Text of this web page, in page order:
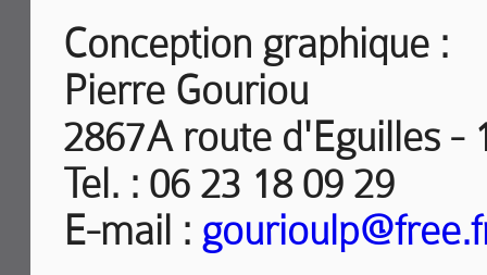
Conception graphique :
Pierre Gouriou
2867A route d'Eguilles -
Tel. : 06 23 18 09 29
E-mail :